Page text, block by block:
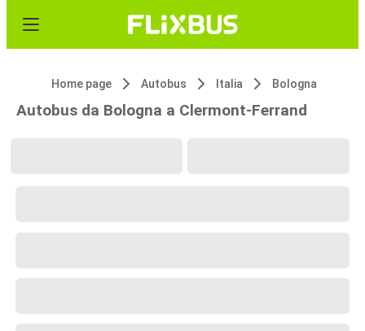
Home page Autobus Italia Bologna
Autobus da Bologna a Clermont-Ferrand